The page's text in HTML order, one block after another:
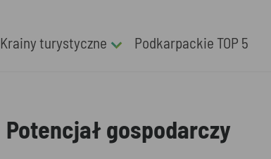
Krainy turystyczne Podkarpackie TOP 5
Potencjał gospodarczy